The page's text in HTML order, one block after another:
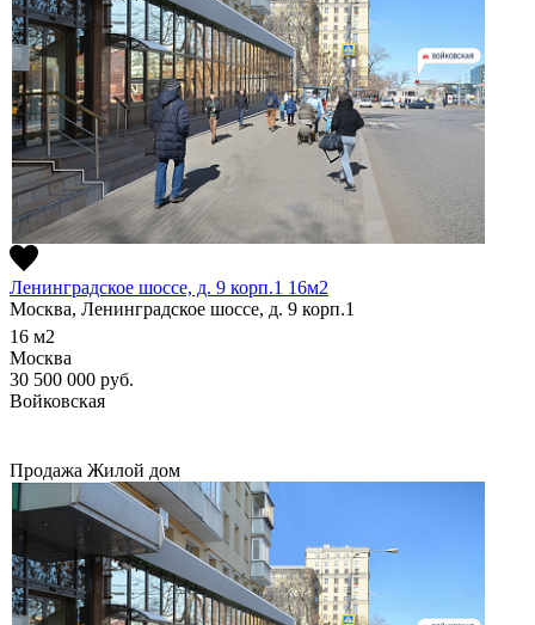
Ленинградское шоссе, д. 9 корп.1 16м2
Москва, Ленинградское шоссе, д. 9 корп.1
16 м2
Москва
30 500 000 руб.
Войковская
Продажа Жилой дом